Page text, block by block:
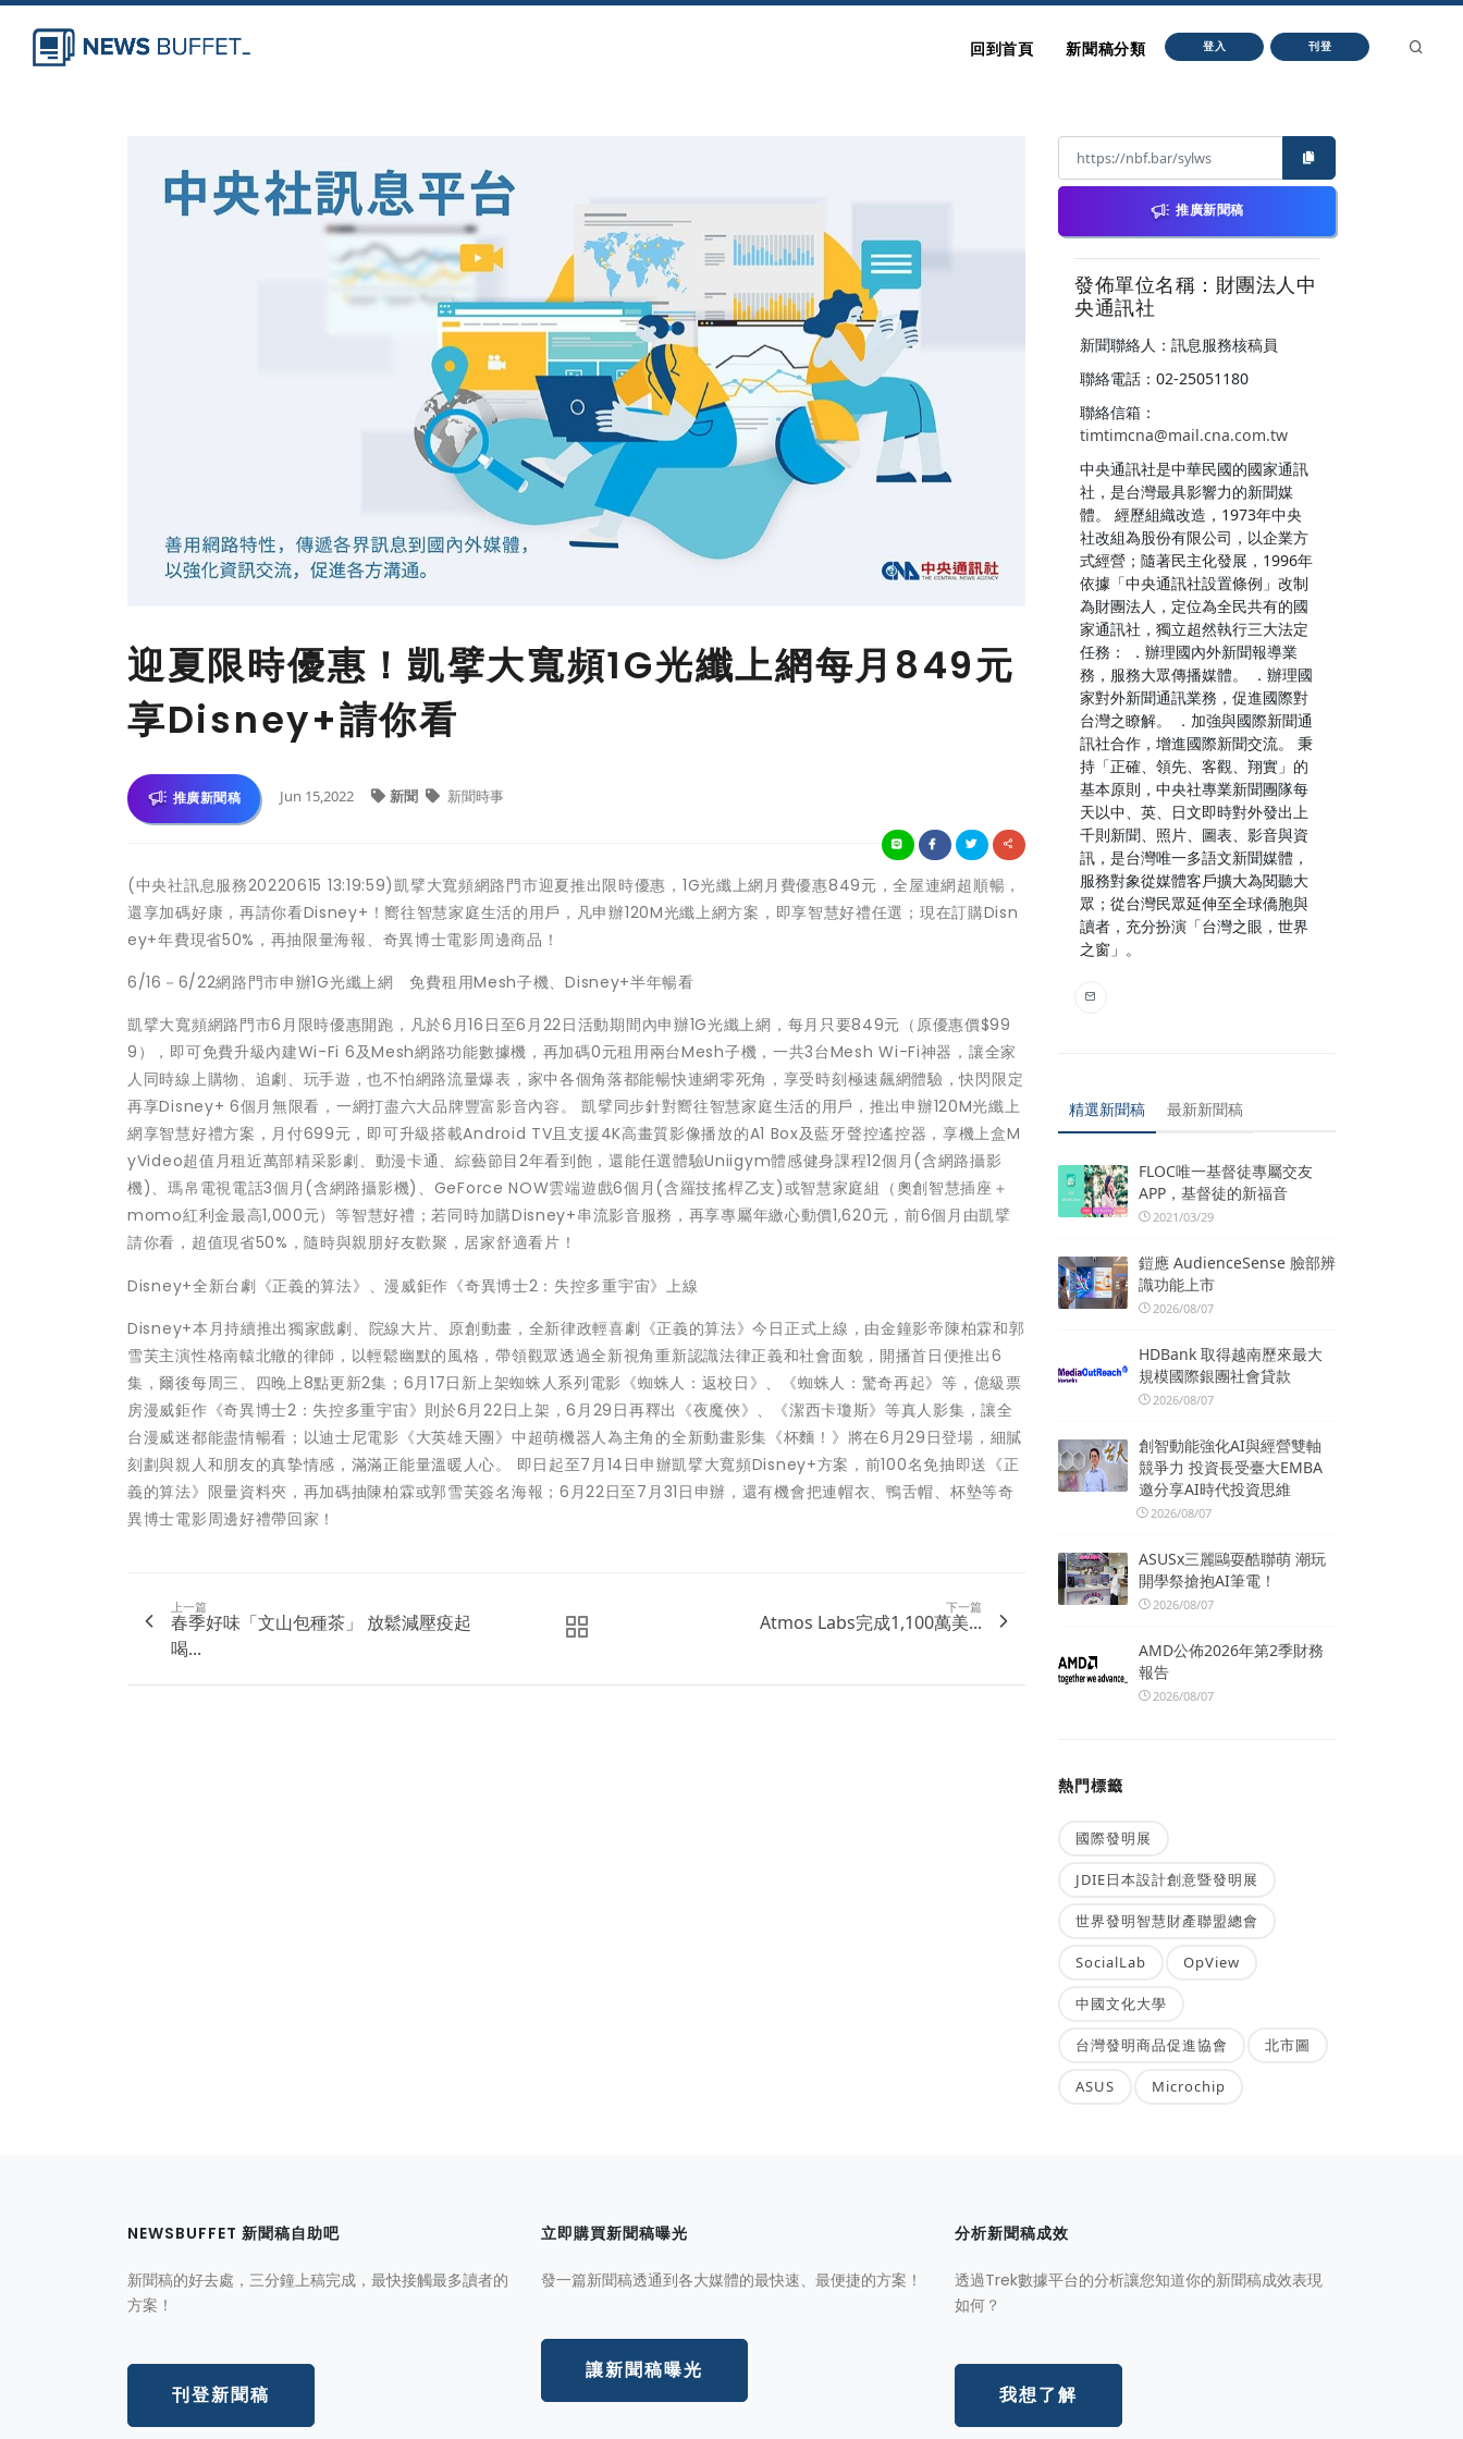
回到首頁 新聞稿分類 登入 刊登
迎夏限時優惠！凱擘大寬頻1G光纖上網每月849元
享Disney+請你看
推廣新聞稿 Jun 15,2022 新聞 新聞時事
(中央社訊息服務20220615 13:19:59)凱擘大寬頻網路門市迎夏推出限時優惠，1G光纖上網月費優惠849元，全屋連網超順暢，
還享加碼好康，再請你看Disney+！嚮往智慧家庭生活的用戶，凡申辦120M光纖上網方案，即享智慧好禮任選；現在訂購Disn
ey+年費現省50%，再抽限量海報、奇異博士電影周邊商品！
6/16－6/22網路門市申辦1G光纖上網 免費租用Mesh子機、Disney+半年暢看
凱擘大寬頻網路門市6月限時優惠開跑，凡於6月16日至6月22日活動期間內申辦1G光纖上網，每月只要849元（原優惠價$99
9），即可免費升級內建Wi-Fi 6及Mesh網路功能數據機，再加碼0元租用兩台Mesh子機，一共3台Mesh Wi-Fi神器，讓全家
人同時線上購物、追劇、玩手遊，也不怕網路流量爆表，家中各個角落都能暢快連網零死角，享受時刻極速飆網體驗，快閃限定
再享Disney+ 6個月無限看，一網打盡六大品牌豐富影音內容。 凱擘同步針對嚮往智慧家庭生活的用戶，推出申辦120M光纖上
網享智慧好禮方案，月付699元，即可升級搭載Android TV且支援4K高畫質影像播放的A1 Box及藍牙聲控遙控器，享機上盒M
yVideo超值月租近萬部精采影劇、動漫卡通、綜藝節目2年看到飽，還能任選體驗Uniigym體感健身課程12個月(含網路攝影
機)、瑪帛電視電話3個月(含網路攝影機)、GeForce NOW雲端遊戲6個月(含羅技搖桿乙支)或智慧家庭組（奧創智慧插座＋
momo紅利金最高1,000元）等智慧好禮；若同時加購Disney+串流影音服務，再享專屬年繳心動價1,620元，前6個月由凱擘
請你看，超值現省50%，隨時與親朋好友歡聚，居家舒適看片！
Disney+全新台劇《正義的算法》、漫威鉅作《奇異博士2：失控多重宇宙》上線
Disney+本月持續推出獨家戲劇、院線大片、原創動畫，全新律政輕喜劇《正義的算法》今日正式上線，由金鐘影帝陳柏霖和郭
雪芙主演性格南轅北轍的律師，以輕鬆幽默的風格，帶領觀眾透過全新視角重新認識法律正義和社會面貌，開播首日便推出6
集，爾後每周三、四晚上8點更新2集；6月17日新上架蜘蛛人系列電影《蜘蛛人：返校日》、《蜘蛛人：驚奇再起》等，億級票
房漫威鉅作《奇異博士2：失控多重宇宙》則於6月22日上架，6月29日再釋出《夜魔俠》、《潔西卡瓊斯》等真人影集，讓全
台漫威迷都能盡情暢看；以迪士尼電影《大英雄天團》中超萌機器人為主角的全新動畫影集《杯麵！》將在6月29日登場，細膩
刻劃與親人和朋友的真摯情感，滿滿正能量溫暖人心。 即日起至7月14日申辦凱擘大寬頻Disney+方案，前100名免抽即送《正
義的算法》限量資料夾，再加碼抽陳柏霖或郭雪芙簽名海報；6月22日至7月31日申辦，還有機會把連帽衣、鴨舌帽、杯墊等奇
異博士電影周邊好禮帶回家！
上一篇
春季好味「文山包種茶」 放鬆減壓疫起
喝...
下一篇
Atmos Labs完成1,100萬美...
推廣新聞稿
發佈單位名稱：財團法人中
央通訊社
新聞聯絡人：訊息服務核稿員
聯絡電話：02-25051180
聯絡信箱：
timtimcna@mail.cna.com.tw
中央通訊社是中華民國的國家通訊
社，是台灣最具影響力的新聞媒
體。 經歷組織改造，1973年中央
社改組為股份有限公司，以企業方
式經營；隨著民主化發展，1996年
依據「中央通訊社設置條例」改制
為財團法人，定位為全民共有的國
家通訊社，獨立超然執行三大法定
任務： ．辦理國內外新聞報導業
務，服務大眾傳播媒體。 ．辦理國
家對外新聞通訊業務，促進國際對
台灣之瞭解。 ．加強與國際新聞通
訊社合作，增進國際新聞交流。 秉
持「正確、領先、客觀、翔實」的
基本原則，中央社專業新聞團隊每
天以中、英、日文即時對外發出上
千則新聞、照片、圖表、影音與資
訊，是台灣唯一多語文新聞媒體，
服務對象從媒體客戶擴大為閱聽大
眾；從台灣民眾延伸至全球僑胞與
讀者，充分扮演「台灣之眼，世界
之窗」。
精選新聞稿 最新新聞稿
FLOC唯一基督徒專屬交友
APP，基督徒的新福音
2021/03/29
鎧應 AudienceSense 臉部辨
識功能上市
2026/08/07
HDBank 取得越南歷來最大
規模國際銀團社會貸款
2026/08/07
創智動能強化AI與經營雙軸
競爭力 投資長受臺大EMBA
邀分享AI時代投資思維
2026/08/07
ASUSx三麗鷗耍酷聯萌 潮玩
開學祭搶抱AI筆電！
2026/08/07
AMD公佈2026年第2季財務
報告
2026/08/07
熱門標籤
國際發明展
JDIE日本設計創意暨發明展
世界發明智慧財產聯盟總會
SocialLab OpView
中國文化大學
台灣發明商品促進協會 北市圖
ASUS Microchip
NEWSBUFFET 新聞稿自助吧
新聞稿的好去處，三分鐘上稿完成，最快接觸最多讀者的
方案！
刊登新聞稿
立即購買新聞稿曝光
發一篇新聞稿透通到各大媒體的最快速、最便捷的方案！
讓新聞稿曝光
分析新聞稿成效
透過Trek數據平台的分析讓您知道你的新聞稿成效表現
如何？
我想了解